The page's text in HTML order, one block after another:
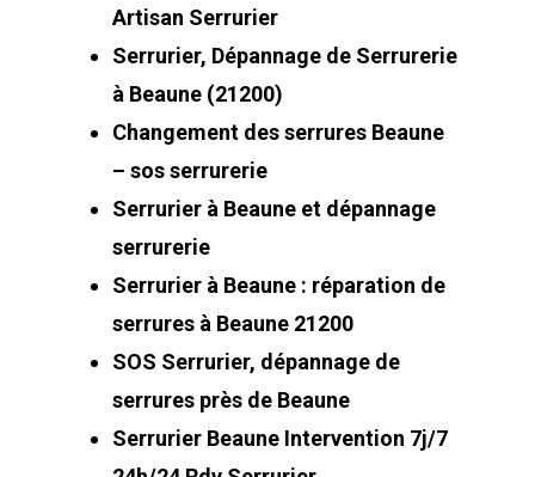
Artisan Serrurier
Serrurier, Dépannage de Serrurerie
à Beaune (21200)
Changement des serrures Beaune
– sos serrurerie
Serrurier à Beaune et dépannage
serrurerie
Serrurier à Beaune : réparation de
serrures à Beaune 21200
SOS Serrurier, dépannage de
serrures près de Beaune
Serrurier Beaune Intervention 7j/7